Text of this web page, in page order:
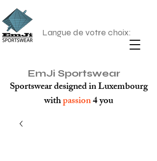
Langue de votre choix:
EmJi Sportswear
Sportswear designed in Luxembourg
withpassion4 you